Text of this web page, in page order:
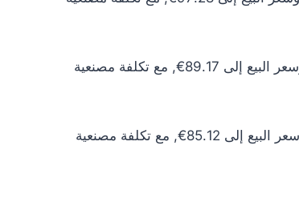
سعر الذهب عيار 22 اليوم يبلغ 78.70€ للشراء الخام و81.06€ للبيع الخام. أما مع إضافة المصنعية، فيرتفع سعر الشراء إلى 86.57€ وسعر البيع إلى 89.17€, مع تكلفة مصنعية
سعر الذهب عيار 21 اليوم يبلغ 75.13€ للشراء الخام و77.38€ للبيع الخام. أما مع إضافة المصنعية، فيرتفع سعر الشراء إلى 82.64€ وسعر البيع إلى 85.12€, مع تكلفة مصنعية